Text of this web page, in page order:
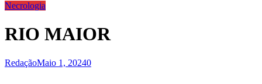
Necrologia
RIO MAIOR
RedaçãoMaio 1, 20240